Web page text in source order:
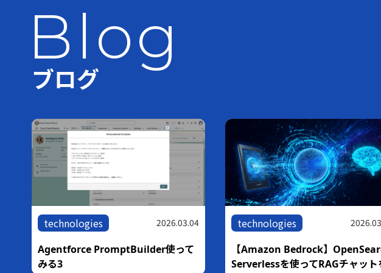
Blog
ブログ
technologies 2026.03.04
Agentforce PromptBuilder使って
technologies 2026.03.04
【Amazon Bedrock】OpenSearch
Serverlessを使ってRAGチャットを